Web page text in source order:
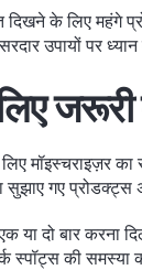
के लिए महंगे
उपायों पर
जरूरी
मॉइस्चराइज़र
सुझाए गए
या दो बार
स्पॉट्स की समस्या